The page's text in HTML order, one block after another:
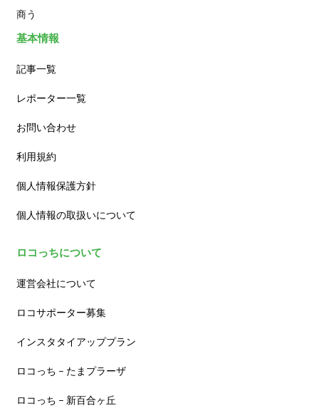
商う
基本情報
記事一覧
レポーター一覧
お問い合わせ
利用規約
個人情報保護方針
個人情報の取扱いについて
ロコっちについて
運営会社について
ロコサポーター募集
インスタタイアッププラン
ロコっち – たまプラーザ
ロコっち – 新百合ヶ丘